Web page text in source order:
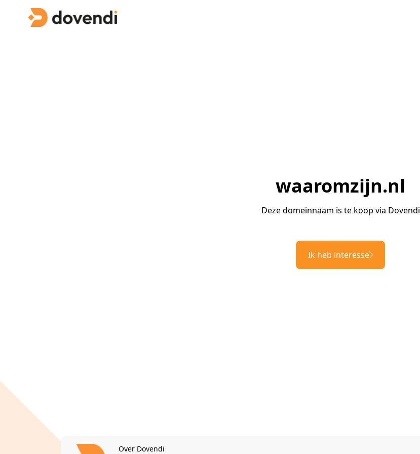
waaromzijn.nl
Deze domeinnaam is te koop via Dovendi
Ik heb interesse
Over Dovendi